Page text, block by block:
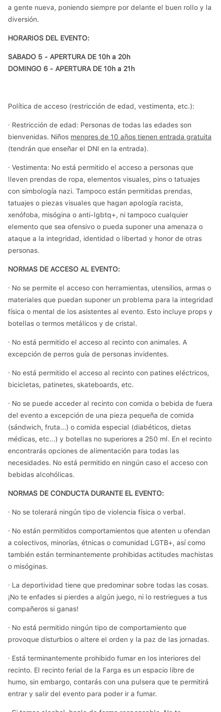
a gente nueva, poniendo siempre por delante el buen rollo y la
diversión.
HORARIOS DEL EVENTO:
SABADO 5 - APERTURA DE 10h a 20h
DOMINGO 6 - APERTURA DE 10h a 21h
Política de acceso (restricción de edad, vestimenta, etc.):
· Restricción de edad: Personas de todas las edades son
bienvenidas. Niños menores de 10 años tienen entrada gratuita
(tendrán que enseñar el DNI en la entrada).
· Vestimenta: No está permitido el acceso a personas que
lleven prendas de ropa, elementos visuales, pins o tatuajes
con simbología nazi. Tampoco están permitidas prendas,
tatuajes o piezas visuales que hagan apología racista,
xenófoba, misógina o anti-lgbtq+, ni tampoco cualquier
elemento que sea ofensivo o pueda suponer una amenaza o
ataque a la integridad, identidad o libertad y honor de otras
personas.
NORMAS DE ACCESO AL EVENTO:
· No se permite el acceso con herramientas, utensilios, armas o
materiales que puedan suponer un problema para la integridad
física o mental de los asistentes al evento. Esto incluye props y
botellas o termos metálicos y de cristal.
· No está permitido el acceso al recinto con animales. A
excepción de perros guía de personas invidentes.
· No está permitido el acceso al recinto con patines eléctricos,
bicicletas, patinetes, skateboards, etc.
· No se puede acceder al recinto con comida o bebida de fuera
del evento a excepción de una pieza pequeña de comida
(sándwich, fruta...) o comida especial (diabéticos, dietas
médicas, etc...) y botellas no superiores a 250 ml. En el recinto
encontrarás opciones de alimentación para todas las
necesidades. No está permitido en ningún caso el acceso con
bebidas alcohólicas.
NORMAS DE CONDUCTA DURANTE EL EVENTO:
· No se tolerará ningún tipo de violencia física o verbal.
· No están permitidos comportamientos que atenten u ofendan
a colectivos, minorías, étnicas o comunidad LGTB+, así como
también están terminantemente prohibidas actitudes machistas
o misóginas.
· La deportividad tiene que predominar sobre todas las cosas.
¡No te enfades si pierdes a algún juego, ni lo restriegues a tus
compañeros si ganas!
· No está permitido ningún tipo de comportamiento que
provoque disturbios o altere el orden y la paz de las jornadas.
· Está terminantemente prohibido fumar en los interiores del
recinto. El recinto ferial de la Farga es un espacio libre de
humo, sin embargo, contarás con una pulsera que te permitirá
entrar y salir del evento para poder ir a fumar.